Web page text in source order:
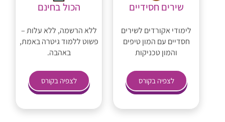
שירים חסידיים
לימודי אקורדים לשירים
חסדיים עם המון טיפים
והמון טכניקות
לצפיה בקורס
הכול בחינם
ללא הרשמה, ללא עלות –
פשוט ללמוד גיטרה באמת,
באהבה.
לצפיה בקורס